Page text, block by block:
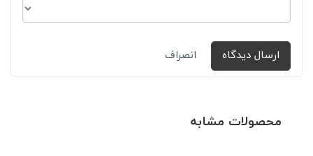
ارسال دیدگاه انصراف
محصولات مشابه